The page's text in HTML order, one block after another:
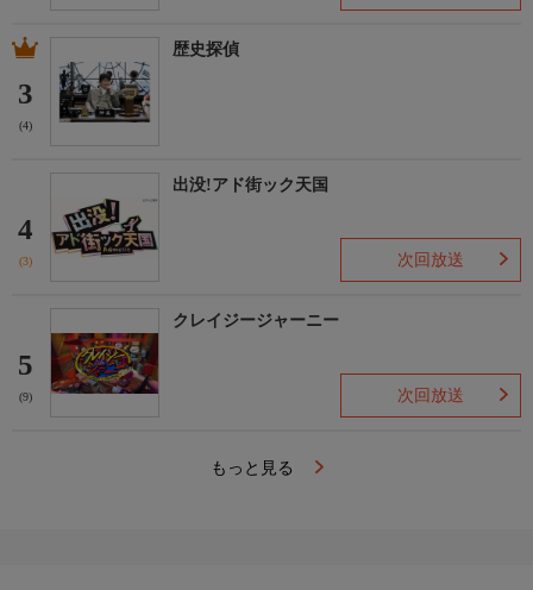
3
(4)
歴史探偵
4
(3)
出没!アド街ック天国
次回放送
5
(9)
クレイジージャーニー
次回放送
もっと見る